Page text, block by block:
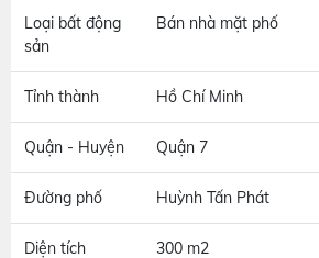
Loại bất động
sản
Bán nhà mặt phố
Tỉnh thành Hồ Chí Minh
Quận - Huyện Quận 7
Đường phố Huỳnh Tấn Phát
Diện tích 300 m2